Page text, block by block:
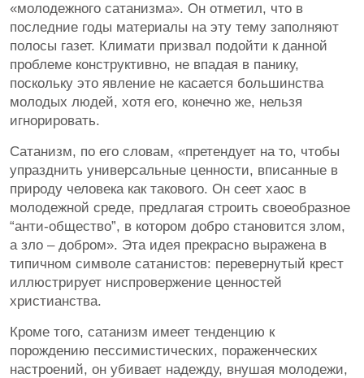
«молодежного сатанизма». Он отметил, что в
последние годы материалы на эту тему заполняют
полосы газет. Климати призвал подойти к данной
проблеме конструктивно, не впадая в панику,
поскольку это явление не касается большинства
молодых людей, хотя его, конечно же, нельзя
игнорировать.
Сатанизм, по его словам, «претендует на то, чтобы
упразднить универсальные ценности, вписанные в
природу человека как такового. Он сеет хаос в
молодежной среде, предлагая строить своеобразное
“анти-общество”, в котором добро становится злом,
а зло – добром». Эта идея прекрасно выражена в
типичном символе сатанистов: перевернутый крест
иллюстрирует ниспровержение ценностей
христианства.
Кроме того, сатанизм имеет тенденцию к
порождению пессимистических, пораженческих
настроений, он убивает надежду, внушая молодежи,